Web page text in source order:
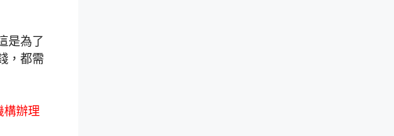
是為了
，都需
構辦理